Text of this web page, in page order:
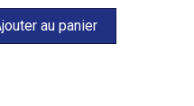
au panier